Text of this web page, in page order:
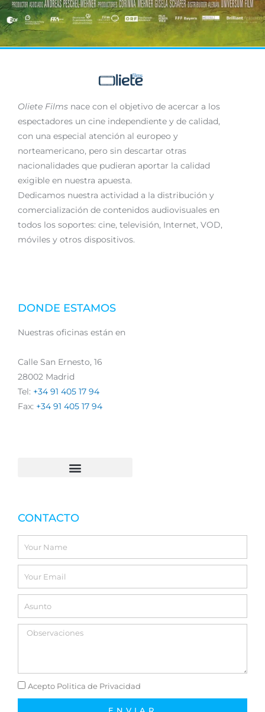
Oliete Films nace con el objetivo de acercar a los
espectadores un cine independiente y de calidad,
con una especial atención al europeo y
norteamericano, pero sin descartar otras
nacionalidades que pudieran aportar la calidad
exigible en nuestra apuesta.
Dedicamos nuestra actividad a la distribución y
comercialización de contenidos audiovisuales en
todos los soportes: cine, televisión, Internet, VOD,
móviles y otros dispositivos.
DONDE ESTAMOS
Nuestras oficinas están en
Calle San Ernesto, 16
28002 Madrid
Tel: +34 91 405 17 94
Fax: +34 91 405 17 94
CONTACTO
Acepto
Acepto Politica de Privacidad